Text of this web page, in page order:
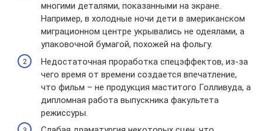
многими деталями, показанными на экране.
Например, в холодные ночи дети в американском
миграционном центре укрывались не одеялами, а
упаковочной бумагой, похожей на фольгу.
Недостаточная проработка спецэффектов, из-за
чего время от времени создается впечатление,
что фильм – не продукция маститого Голливуда, а
дипломная работа выпускника факультета
режиссуры.